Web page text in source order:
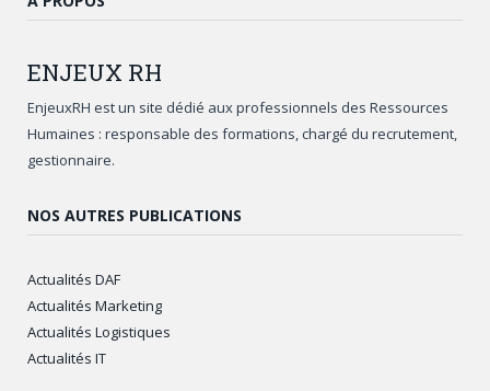
ENJEUX RH
EnjeuxRH est un site dédié aux professionnels des Ressources
Humaines : responsable des formations, chargé du recrutement,
gestionnaire.
NOS AUTRES PUBLICATIONS
Actualités DAF
Actualités Marketing
Actualités Logistiques
Actualités IT